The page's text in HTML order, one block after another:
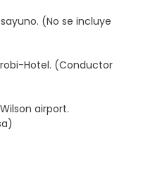
(No se incluye
Hotel. (Conductor
airport.